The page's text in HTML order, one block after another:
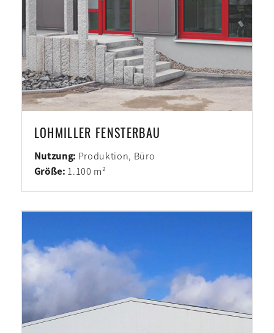
LOHMILLER FENSTERBAU
Nutzung: Produktion, Büro
Größe: 1.100 m²